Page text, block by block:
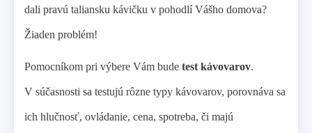
dali pravú taliansku kávičku v pohodlí Vášho domova?
Žiaden problém!
Pomocníkom pri výbere Vám bude test kávovarov.
V súčasnosti sa testujú rôzne typy kávovarov, porovnáva sa
ich hlučnosť, ovládanie, cena, spotreba, či majú